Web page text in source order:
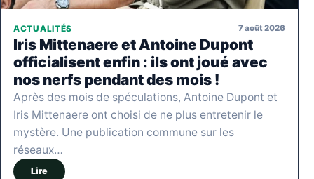
ACTUALITÉS 7 août 2026
Iris Mittenaere et Antoine Dupont
officialisent enfin : ils ont joué avec
nos nerfs pendant des mois !
Après des mois de spéculations, Antoine Dupont et
Iris Mittenaere ont choisi de ne plus entretenir le
mystère. Une publication commune sur les
réseaux…
Lire